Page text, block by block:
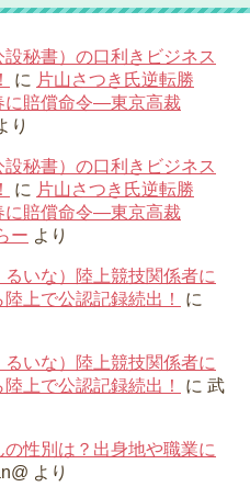
秘書）の口利きビジネス
に 片山さつき氏逆転勝
賠償命令―東京高裁
り
秘書）の口利きビジネス
に 片山さつき氏逆転勝
賠償命令―東京高裁
ー より
いな）陸上競技関係者に
上で公認記録続出！
に
いな）陸上競技関係者に
上で公認記録続出！
に 武
性別は？出身地や職業に
より